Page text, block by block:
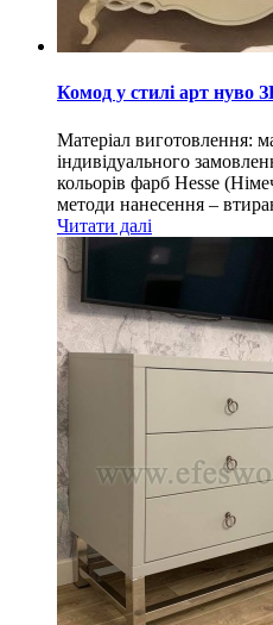
Комод у стилі арт нуво
Матеріал виготовлення:
індивідуального
кольорів фарб Hesse
методи нанесення –
Читати далі